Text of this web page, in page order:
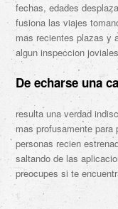
fechas, edades
fusiona las viajes
mas recientes plazas y
algun inspeccion
De echarse una
resulta una verdad
mas profusamente para
personas recien
saltando de las
preocupes si te